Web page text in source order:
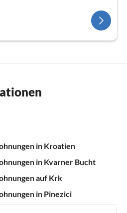
in Kroatien
in Kvarner Bucht
auf Krk
in Pinezici